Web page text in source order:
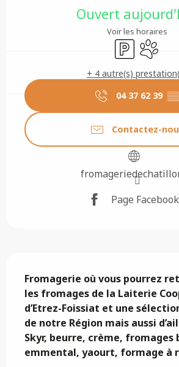
Ouvert
Voir les horaires
ParkingAnimaux
+ 4 autre(s)
04 37 62 39 ▒▒
Contactez-
Page Facebook
Fromagerie où vous pourrez
les fromages de la Laiterie
d’Etrez-Foissiat et une
de notre Région mais aussi
Skyr, beurre, crème, fromages
emmental, yaourt, formage à